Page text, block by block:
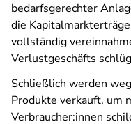
bedarfsgerechter
die
vollständig
Verlustgeschäfts
Schließlich werden
Produkte verkauft, um
Verbraucher:innen